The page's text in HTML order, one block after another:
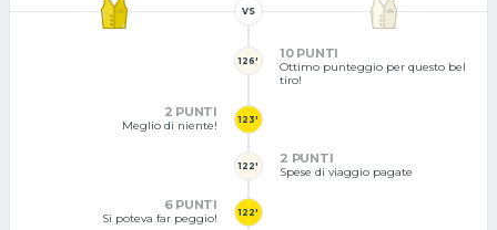
VS
126' 10 PUNTI
Ottimo punteggio per questo bel
tiro!
123'
2 PUNTI
Meglio di niente!
122' 2 PUNTI
Spese di viaggio pagate
122'
6 PUNTI
Si poteva far peggio!